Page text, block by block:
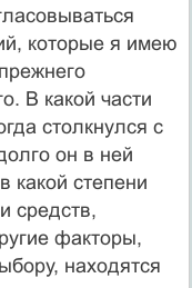
которые я имею
В какой части
столк­нулся с
он в ней
какой степени
средств,
факторы,
находятся